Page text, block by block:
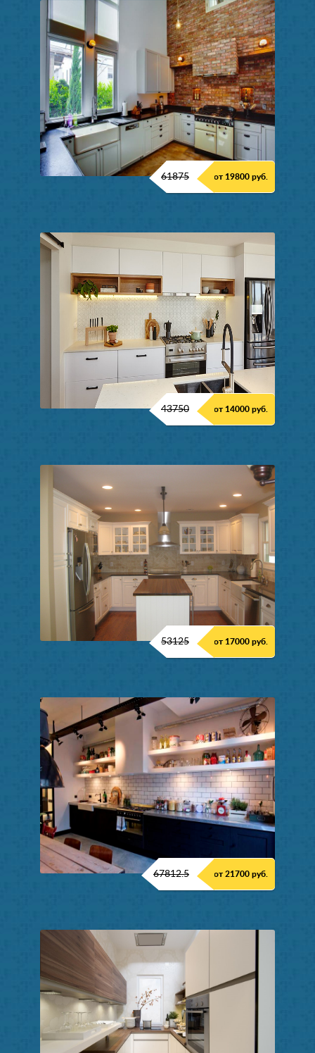
61875 от 19800 руб.
43750 от 14000 руб.
53125 от 17000 руб.
67812.5 от 21700 руб.